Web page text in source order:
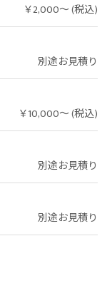
￥2,000～ (税込)
別途お見積り
￥10,000～ (税込)
別途お見積り
別途お見積り